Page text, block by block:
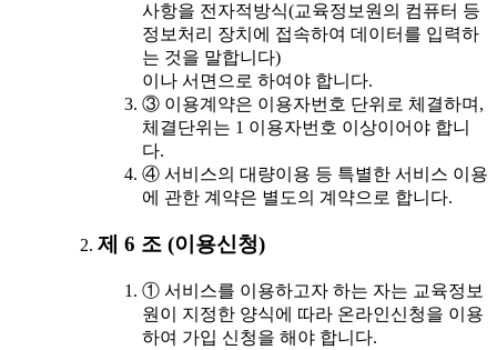
사항을 전자적방식(교육정보원의 컴퓨터 등
정보처리 장치에 접속하여 데이터를 입력하
는 것을 말합니다)
이나 서면으로 하여야 합니다.
③ 이용계약은 이용자번호 단위로 체결하며,
체결단위는 1 이용자번호 이상이어야 합니
다.
④ 서비스의 대량이용 등 특별한 서비스 이용
에 관한 계약은 별도의 계약으로 합니다.
제 6 조 (이용신청)
① 서비스를 이용하고자 하는 자는 교육정보
원이 지정한 양식에 따라 온라인신청을 이용
하여 가입 신청을 해야 합니다.